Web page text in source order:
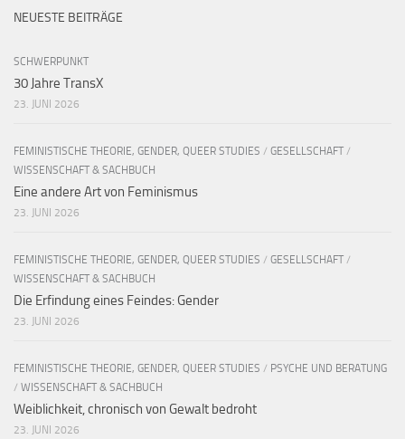
NEUESTE BEITRÄGE
SCHWERPUNKT
30 Jahre TransX
23. JUNI 2026
FEMINISTISCHE THEORIE, GENDER, QUEER STUDIES / GESELLSCHAFT /
WISSENSCHAFT & SACHBUCH
Eine andere Art von Feminismus
23. JUNI 2026
FEMINISTISCHE THEORIE, GENDER, QUEER STUDIES / GESELLSCHAFT /
WISSENSCHAFT & SACHBUCH
Die Erfindung eines Feindes: Gender
23. JUNI 2026
FEMINISTISCHE THEORIE, GENDER, QUEER STUDIES / PSYCHE UND BERATUNG
/ WISSENSCHAFT & SACHBUCH
Weiblichkeit, chronisch von Gewalt bedroht
23. JUNI 2026